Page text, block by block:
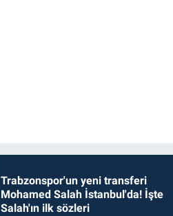
Trabzonspor'un yeni transferi
Mohamed Salah İstanbul'da! İşte
Salah'ın ilk sözleri